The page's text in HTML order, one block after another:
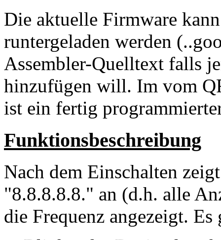
Die aktuelle Firmware
runtergeladen werden
Assembler-Quelltext falls
hinzufügen will. Im vom
ist ein fertig
Funktionsbeschreibung
Nach dem Einschalten
"8.8.8.8.8." an (d.h. alle
die Frequenz angezeigt.